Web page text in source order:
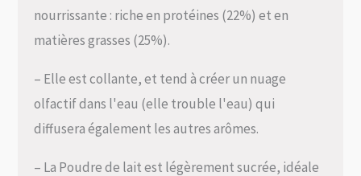
nourrissante : riche en protéines (22%) et en
matières grasses (25%).
– Elle est collante, et tend à créer un nuage
olfactif dans l'eau (elle trouble l'eau) qui
diffusera également les autres arômes.
– La Poudre de lait est légèrement sucrée, idéale